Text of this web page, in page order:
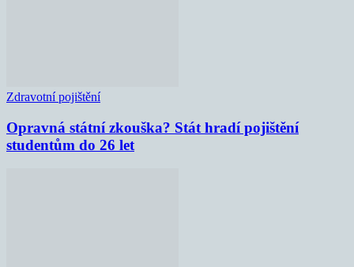
Zdravotní pojištění
Opravná státní zkouška? Stát hradí pojištění
studentům do 26 let